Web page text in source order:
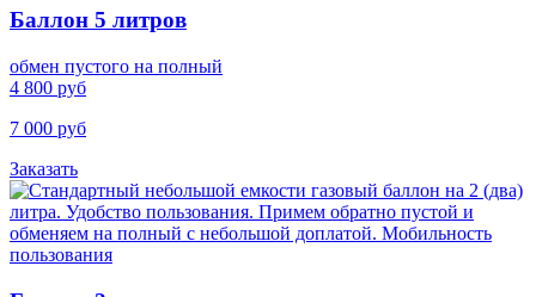
Баллон 5 литров
обмен пустого на полный
4 800 руб
7 000 руб
Заказать